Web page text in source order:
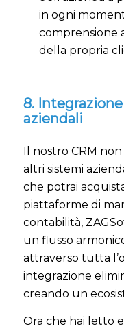
in ogni
comprensione
della propria
8.
aziendali
Il nostro CRM
altri sistemi
che potrai
piattaforme di
contabilità,
un flusso
attraverso tutta
integrazione
creando un
Ora che hai letto